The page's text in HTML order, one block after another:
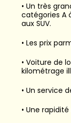
• Un très
catégories A
aux SUV.
• Les prix
• Voiture de
kilométrage
• Un service
• Une